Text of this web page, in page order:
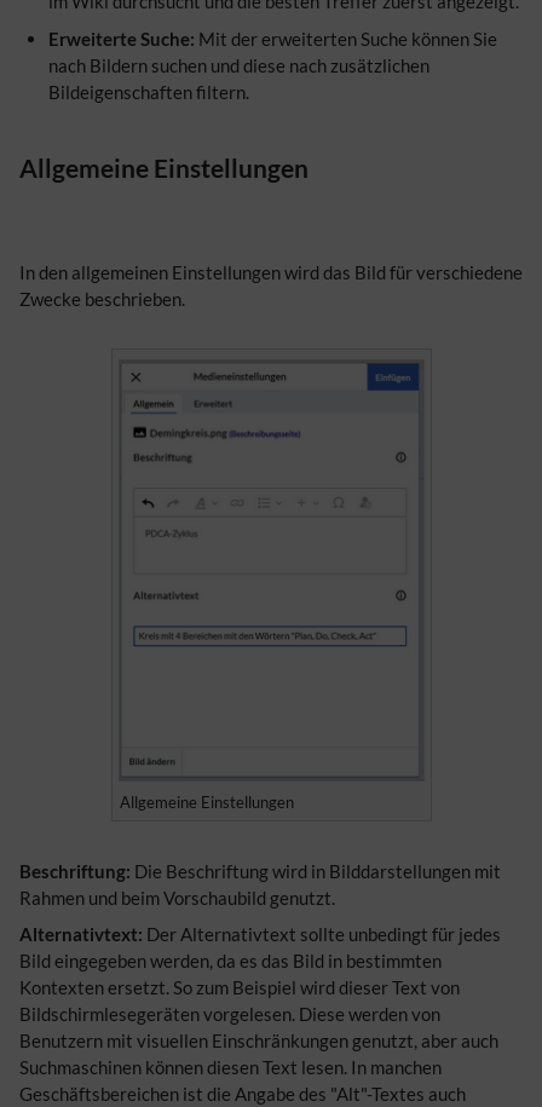
Erweiterte Suche: Mit der erweiterten Suche können Sie
nach Bildern suchen und diese nach zusätzlichen
Bildeigenschaften filtern.
Allgemeine Einstellungen
In den allgemeinen Einstellungen wird das Bild für verschiedene
Zwecke beschrieben.
Allgemeine Einstellungen
Beschriftung: Die Beschriftung wird in Bilddarstellungen mit
Rahmen und beim Vorschaubild genutzt.
Alternativtext: Der Alternativtext sollte unbedingt für jedes
Bild eingegeben werden, da es das Bild in bestimmten
Kontexten ersetzt. So zum Beispiel wird dieser Text von
Bildschirmlesegeräten vorgelesen. Diese werden von
Benutzern mit visuellen Einschränkungen genutzt, aber auch
Suchmaschinen können diesen Text lesen. In manchen
Geschäftsbereichen ist die Angabe des "Alt"-Textes auch